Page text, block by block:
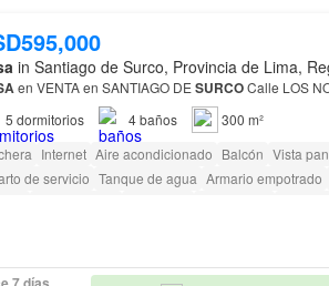
in Santiago de Surco, Provincia de Lima,
en VENTA en SANTIAGO DE SURCOCalle LOS
5 dormitorios 4baños
300 m²
Internet Aire acondicionado Balcón Vista
de servicio Tanque de agua Armario empotrado